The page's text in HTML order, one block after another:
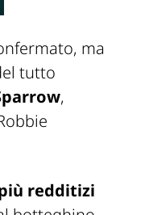
ma
tutto
,
redditizi